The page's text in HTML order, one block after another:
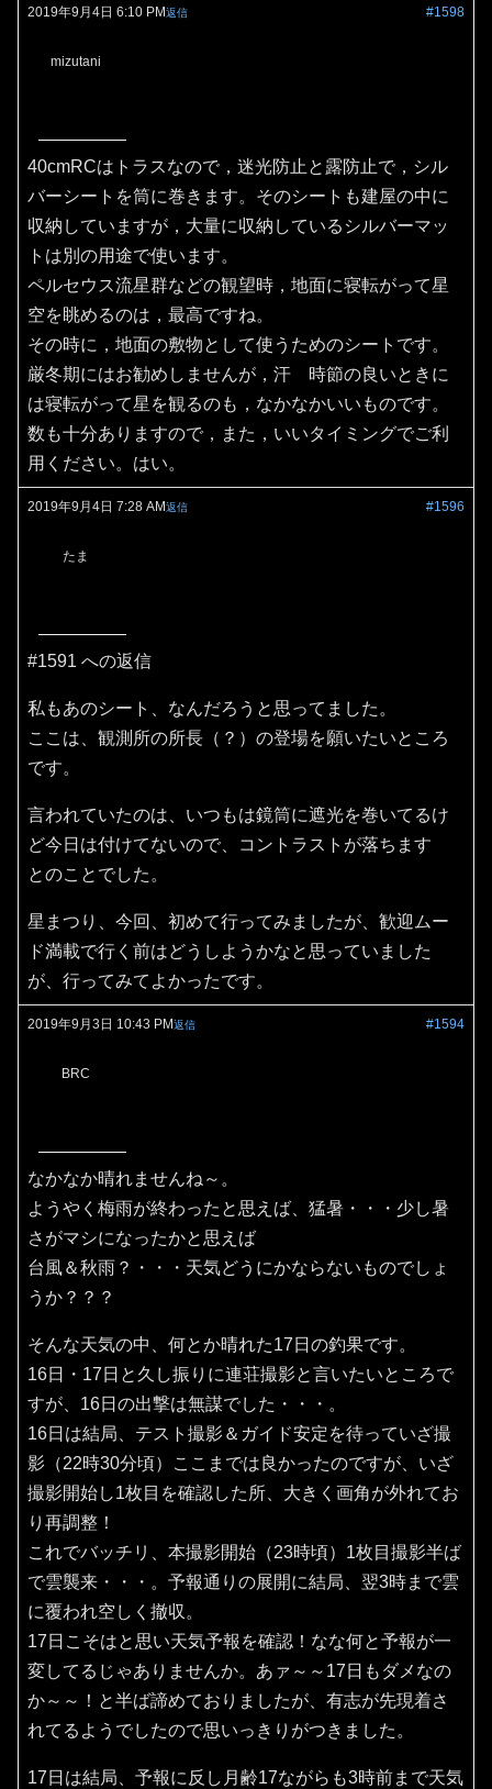
2019年9月4日 6:10 PM #1598
返信
mizutani
40cmRCはトラスなので，迷光防止と露防止で，シル
バーシートを筒に巻きます。そのシートも建屋の中に
収納していますが，大量に収納しているシルバーマッ
トは別の用途で使います。
ペルセウス流星群などの観望時，地面に寝転がって星
空を眺めるのは，最高ですね。
その時に，地面の敷物として使うためのシートです。
厳冬期にはお勧めしませんが，汗 時節の良いときに
は寝転がって星を観るのも，なかなかいいものです。
数も十分ありますので，また，いいタイミングでご利
用ください。はい。
2019年9月4日 7:28 AM #1596
返信
たま
#1591 への返信
私もあのシート、なんだろうと思ってました。
ここは、観測所の所長（？）の登場を願いたいところ
です。
言われていたのは、いつもは鏡筒に遮光を巻いてるけ
ど今日は付けてないので、コントラストが落ちます
とのことでした。
星まつり、今回、初めて行ってみましたが、歓迎ムー
ド満載で行く前はどうしようかなと思っていました
が、行ってみてよかったです。
2019年9月3日 10:43 PM #1594
返信
BRC
なかなか晴れませんね～。
ようやく梅雨が終わったと思えば、猛暑・・・少し暑
さがマシになったかと思えば
台風＆秋雨？・・・天気どうにかならないものでしょ
うか？？？
そんな天気の中、何とか晴れた17日の釣果です。
16日・17日と久し振りに連荘撮影と言いたいところで
すが、16日の出撃は無謀でした・・・。
16日は結局、テスト撮影＆ガイド安定を待っていざ撮
影（22時30分頃）ここまでは良かったのですが、いざ
撮影開始し1枚目を確認した所、大きく画角が外れてお
り再調整！
これでバッチリ、本撮影開始（23時頃）1枚目撮影半ば
で雲襲来・・・。予報通りの展開に結局、翌3時まで雲
に覆われ空しく撤収。
17日こそはと思い天気予報を確認！なな何と予報が一
変してるじゃありませんか。あァ～～17日もダメなの
か～～！と半ば諦めておりましたが、有志が先現着さ
れてるようでしたので思いっきりがつきました。
17日は結局、予報に反し月齢17ながらも3時前まで天気